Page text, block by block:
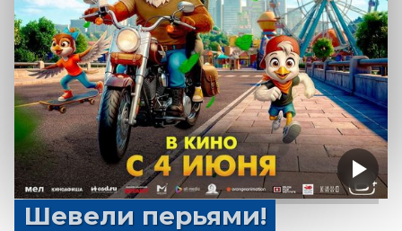
Шевели перьями!